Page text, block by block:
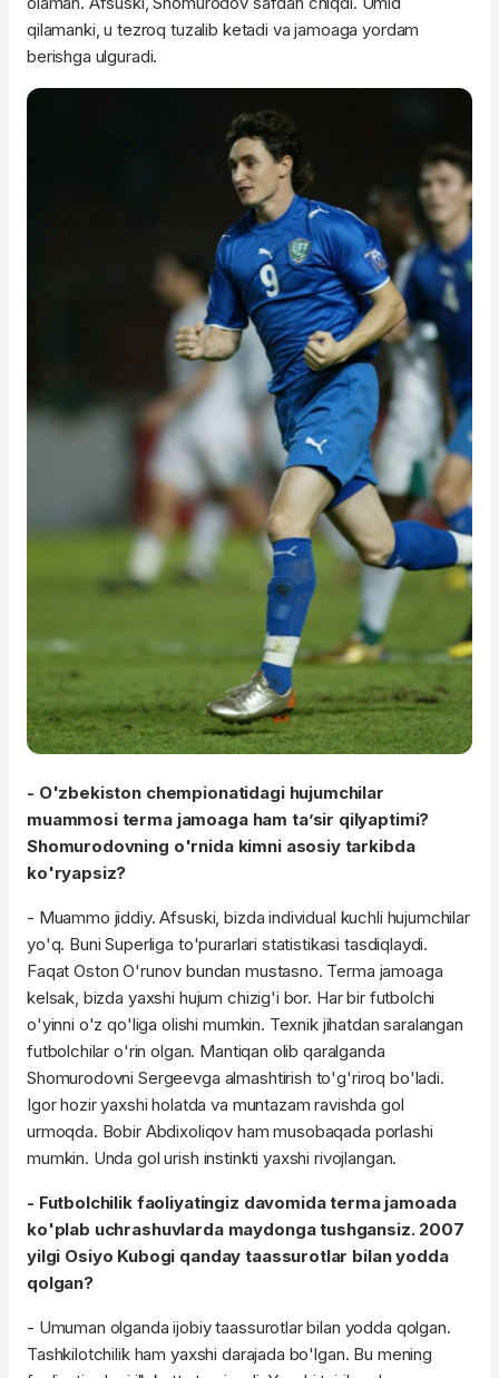
qilamanki, u tezroq tuzalib ketadi va jamoaga yordam
berishga ulguradi.
- O'zbekiston chempionatidagi hujumchilar
muammosi terma jamoaga ham ta’sir qilyaptimi?
Shomurodovning o'rnida kimni asosiy tarkibda
ko'ryapsiz?
- Muammo jiddiy. Afsuski, bizda individual kuchli hujumchilar
yo'q. Buni Superliga to'purarlari statistikasi tasdiqlaydi.
Faqat Oston O'runov bundan mustasno. Terma jamoaga
kelsak, bizda yaxshi hujum chizig'i bor. Har bir futbolchi
o'yinni o'z qo'liga olishi mumkin. Texnik jihatdan saralangan
futbolchilar o'rin olgan. Mantiqan olib qaralganda
Shomurodovni Sergeevga almashtirish to'g'riroq bo'ladi.
Igor hozir yaxshi holatda va muntazam ravishda gol
urmoqda. Bobir Abdixoliqov ham musobaqada porlashi
mumkin. Unda gol urish instinkti yaxshi rivojlangan.
- Futbolchilik faoliyatingiz davomida terma jamoada
ko'plab uchrashuvlarda maydonga tushgansiz. 2007
yilgi Osiyo Kubogi qanday taassurotlar bilan yodda
qolgan?
- Umuman olganda ijobiy taassurotlar bilan yodda qolgan.
Tashkilotchilik ham yaxshi darajada bo'lgan. Bu mening